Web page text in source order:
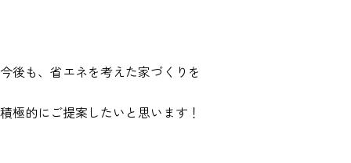
今後も、省エネを考えた家づくりを
積極的にご提案したいと思います！